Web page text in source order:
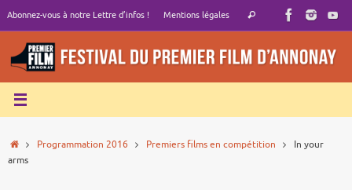
contenu
Abonnez-vous à notre Lettre d’infos ! Mentions légales
Recherche
Rechercher
AccueilProgrammation 2016 Premiers films en compétition
In your
arms